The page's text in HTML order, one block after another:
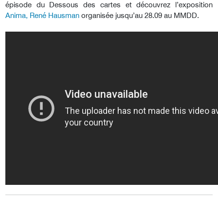
épisode du Dessous des cartes et découvrez l’exposition
Anima, René Hausman organisée jusqu’au 28.09 au MMDD.